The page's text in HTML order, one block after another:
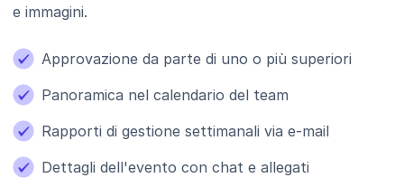
e immagini.
Approvazione da parte di uno o più superiori
Panoramica nel calendario del team
Rapporti di gestione settimanali via e-mail
Dettagli dell'evento con chat e allegati